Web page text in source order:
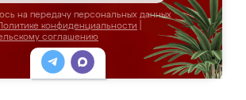
на передачу персональных данных
конфиденциальности
соглашению